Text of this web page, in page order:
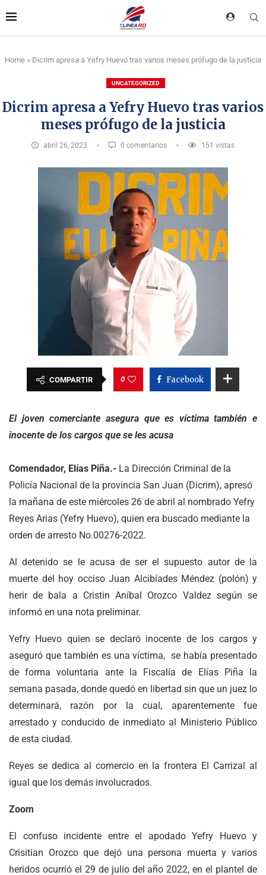
Home » Dicrim apresa a Yefry Huevo tras varios meses prófugo de la justicia
UNCATEGORIZED
Dicrim apresa a Yefry Huevo tras varios
meses prófugo de la justicia
abril 26, 2023 0 comentarios 151 vistas
COMPARTIR 0 Facebook
El joven comerciante asegura que es víctima también e
inocente de los cargos que se les acusa
Comendador, Elías Piña.- La Dirección Criminal de la
Policía Nacional de la provincia San Juan (Dicrim), apresó
la mañana de este miércoles 26 de abril al nombrado Yefry
Reyes Arias (Yefry Huevo), quien era buscado mediante la
orden de arresto No.00276-2022.
Al detenido se le acusa de ser el supuesto autor de la
muerte del hoy occiso Juan Alcibíades Méndez (polón) y
herir de bala a Cristin Aníbal Orozco Valdez según se
informó en una nota preliminar.
Yefry Huevo quien se declaró inocente de los cargos y
aseguró que también es una víctima, se había presentado
de forma voluntaria ante la Fiscalía de Elías Piña la
semana pasada, donde quedó en libertad sin que un juez lo
determinará, razón por la cual, aparentemente fue
arrestado y conducido de inmediato al Ministerio Público
de esta ciudad.
Reyes se dedica al comercio en la frontera El Carrizal al
igual que los demás involucrados.
Zoom
El confuso incidente entre el apodado Yefry Huevo y
Crisitian Orozco que dejó una persona muerta y varios
heridos ocurrió el 29 de julio del año 2022, en el plantel de